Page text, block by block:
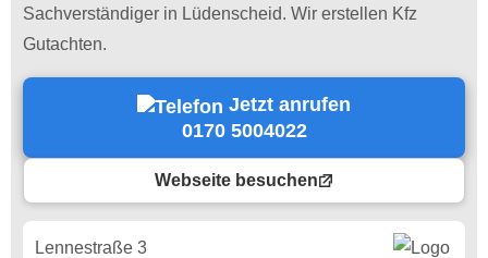
Sachverständiger in Lüdenscheid. Wir erstellen Kfz
Gutachten.
Jetzt anrufen
0170 5004022
Webseite besuchen
Lennestraße 3